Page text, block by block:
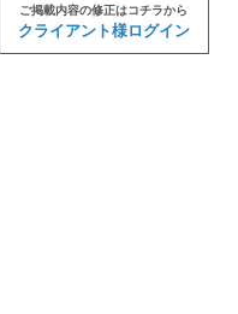
行為。
の奨励。
。
に類似する行為および公職
用を損なうような行為。
たは当サイトを通じて提供
代理権がないにもかかわら
ご掲載内容の修正はコチラから
クライアント様ログイン